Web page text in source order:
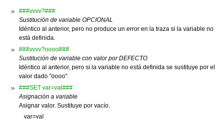
###vvvv?###
Sustitución de variable OPCIONAL
Idéntico al anterior, pero no produce un error en la traza si la variable no
está definida.
###vvvv?oooo###
Sustitución de variable con valor por DEFECTO
Idéntico al anterior, pero si la variable no está definida se sustituye por el
valor dado "oooo".
###SET var=val###
Asignación a variable
Asignar valor. Sustituye por vacío.
var=val